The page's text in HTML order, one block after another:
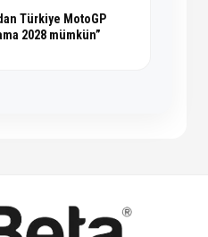
Türkiye MotoGP
2028 mümkün”